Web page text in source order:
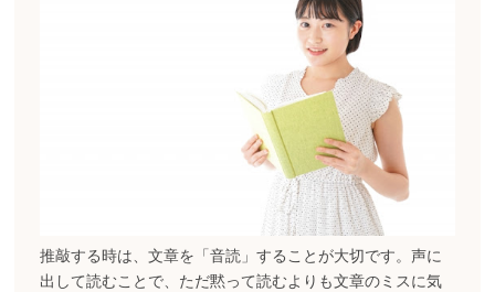
推敲する時は、文章を「音読」することが大切です。声に
出して読むことで、ただ黙って読むよりも文章のミスに気